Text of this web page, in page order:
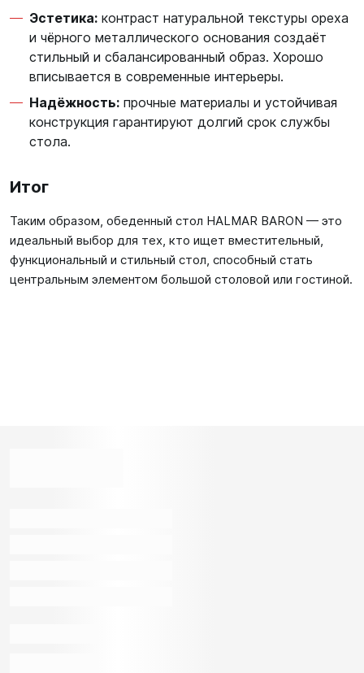
Эстетика: контраст натуральной текстуры ореха
и чёрного металлического основания создаёт
стильный и сбалансированный образ. Хорошо
вписывается в современные интерьеры.
Надёжность: прочные материалы и устойчивая
конструкция гарантируют долгий срок службы
стола.
Итог
Таким образом, обеденный стол HALMAR BARON — это
идеальный выбор для тех, кто ищет вместительный,
функциональный и стильный стол, способный стать
центральным элементом большой столовой или гостиной.